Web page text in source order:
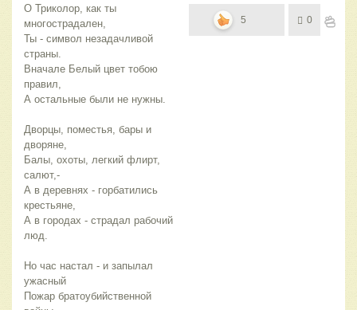
О Триколор, как ты
многострадален,
Ты - символ незадачливой
страны.
Вначале Белый цвет тобою
правил,
А остальные были не нужны.
Дворцы, поместья, бары и
дворяне,
Балы, охоты, легкий флирт,
салют,-
А в деревнях - горбатились
крестьяне,
А в городах - страдал рабочий
люд.
Но час настал - и запылал
ужасный
Пожар братоубийственной
5 0